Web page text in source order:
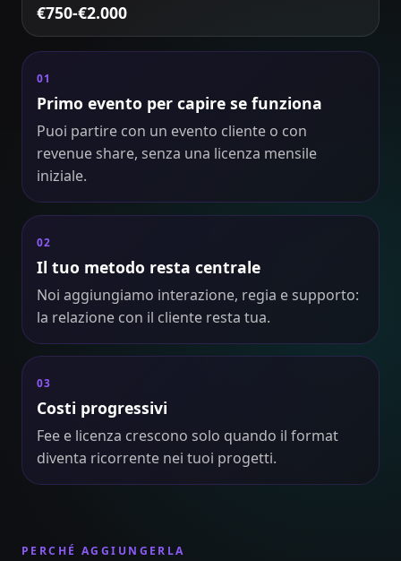
€750-€2.000
01
Primo evento per capire se funziona
Puoi partire con un evento cliente o con
revenue share, senza una licenza mensile
iniziale.
02
Il tuo metodo resta centrale
Noi aggiungiamo interazione, regia e supporto:
la relazione con il cliente resta tua.
03
Costi progressivi
Fee e licenza crescono solo quando il format
diventa ricorrente nei tuoi progetti.
PERCHÉ AGGIUNGERLA